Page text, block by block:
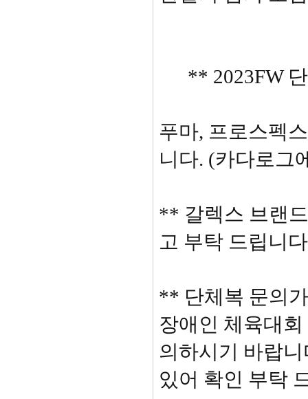
** 2023FW
푸마, 프로스펙
니다. (카다로그
** 갈렉스 브랜
고 부탁 드립니
** 단체복 문의
장애인 체육대
의하시기 바랍
있어 확인 부탁